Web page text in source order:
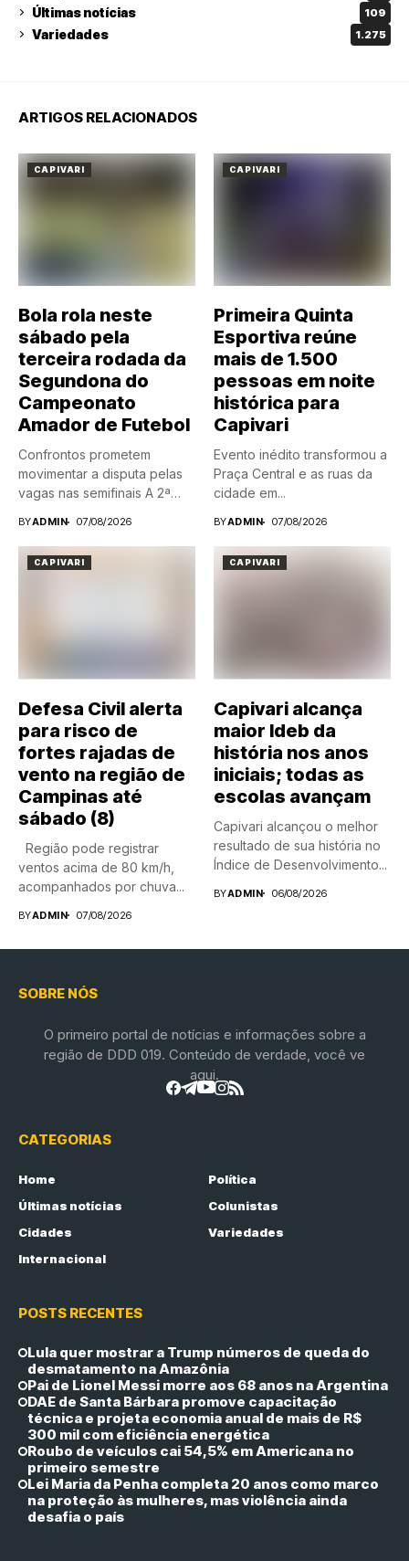
Últimas notícias 109
Variedades 1.275
ARTIGOS RELACIONADOS
CAPIVARI
Bola rola neste
sábado pela
terceira rodada da
Segundona do
Campeonato
Amador de Futebol
Confrontos prometem
movimentar a disputa pelas
vagas nas semifinais A 2ª
BYADMIN 07/08/2026
CAPIVARI
Primeira Quinta
Esportiva reúne
mais de 1.500
pessoas em noite
histórica para
Capivari
Evento inédito transformou a
Praça Central e as ruas da
cidade em...
BYADMIN 07/08/2026
CAPIVARI
Defesa Civil alerta
para risco de
fortes rajadas de
vento na região de
Campinas até
sábado (8)
Região pode registrar
ventos acima de 80 km/h,
acompanhados por chuva...
BYADMIN 07/08/2026
CAPIVARI
Capivari alcança
maior Ideb da
história nos anos
iniciais; todas as
escolas avançam
Capivari alcançou o melhor
resultado de sua história no
Índice de Desenvolvimento...
BYADMIN 06/08/2026
SOBRE NÓS
O primeiro portal de notícias e informações sobre a
região de DDD 019. Conteúdo de verdade, você ve
aqui.
CATEGORIAS
Home
Política
Últimas notícias
Colunistas
Cidades
Variedades
Internacional
POSTS RECENTES
Lula quer mostrar a Trump números de queda do
desmatamento na Amazônia
Pai de Lionel Messi morre aos 68 anos na Argentina
DAE de Santa Bárbara promove capacitação
técnica e projeta economia anual de mais de R$
300 mil com eficiência energética
Roubo de veículos cai 54,5% em Americana no
primeiro semestre
Lei Maria da Penha completa 20 anos como marco
na proteção às mulheres, mas violência ainda
desafia o país